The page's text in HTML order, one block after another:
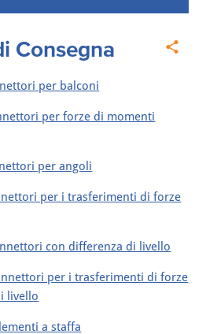
Consegna
per balconi
per forze di momenti
per angoli
per i trasferimenti di forze
con differenza di livello
per i trasferimenti di forze
livello
a staffa